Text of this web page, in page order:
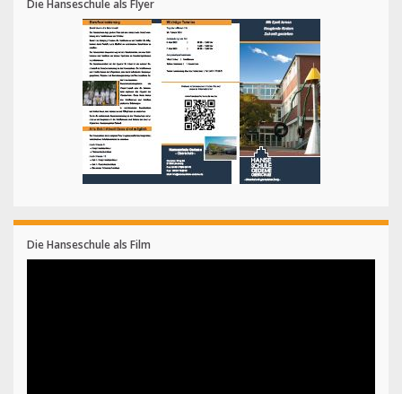
Die Hanseschule als Flyer
Die Hanseschule als Film